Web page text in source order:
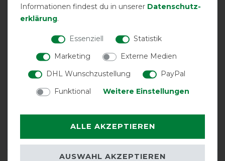
05.03.2018
ausgeprägter Schulterpartie super. Leider ein Punkt
und immer eine Stelle freu lässt am unteren Hals.
Verarbeitung ist super
30.01.2017
Informationen findest du in unserer Daten­schutz­
erklärung.
Essenziell
Statistik
Marketing
Externe Medien
DHL Wunschzustellung
PayPal
Funktional
Weitere Einstellungen
ALLE AKZEPTIEREN
AUSWAHL AKZEPTIEREN